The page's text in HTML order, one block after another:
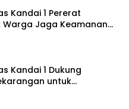
Kandai 1 Pererat
Warga Jaga Keamanan
Kandai 1 Dukung
untuk
Menuju Indonesia Emas